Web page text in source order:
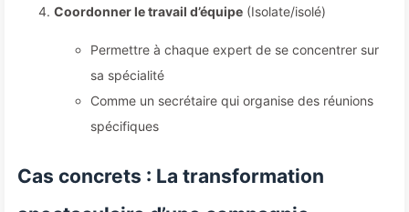
Coordonner le travail d’équipe (Isolate/isolé)
Permettre à chaque expert de se concentrer sur
sa spécialité
Comme un secrétaire qui organise des réunions
spécifiques
Cas concrets : La transformation